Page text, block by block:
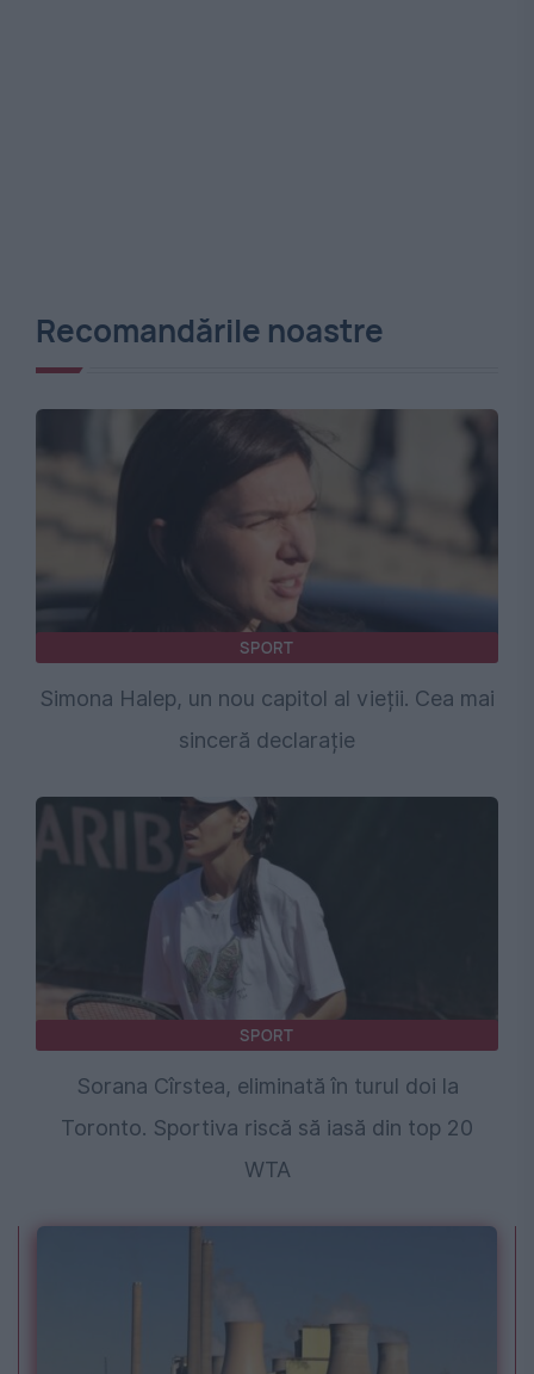
Recomandările noastre
SPORT
Simona Halep, un nou capitol al vieții. Cea mai
sinceră declarație
SPORT
Sorana Cîrstea, eliminată în turul doi la
Toronto. Sportiva riscă să iasă din top 20
WTA